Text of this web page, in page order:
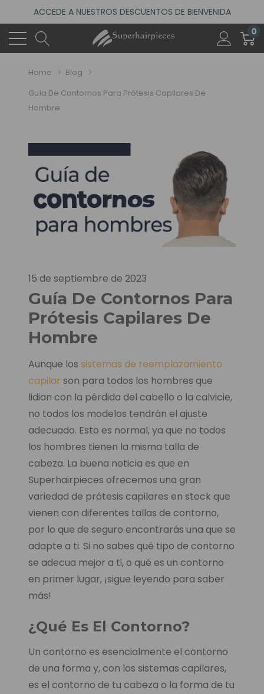
ACCEDE A NUESTROS DESCUENTOS DE BIENVENIDA
4.6
(485 reseñas)
VISITA NUESTRO NUEVO SALÓN EN MADRID
0
Home
Blog
Guía De Contornos Para Prótesis Capilares De
Hombre
15 de septiembre de 2023
Guía De Contornos Para
Prótesis Capilares De
Hombre
Aunque los sistemas de reemplazamiento
capilar son para todos los hombres que
lidian con la pérdida del cabello o la calvicie,
no todos los modelos tendrán el ajuste
adecuado. Esto es normal, ya que no todos
los hombres tienen la misma talla de
cabeza. La buena noticia es que en
Superhairpieces ofrecemos una gran
variedad de prótesis capilares en stock que
vienen con diferentes tallas de contorno,
por lo que de seguro encontrarás una que se
adapte a ti. Si no sabes qué tipo de contorno
se adecua mejor a ti, o qué es un contorno
en primer lugar, ¡sigue leyendo para saber
más!
¿Qué Es El Contorno?
Un contorno es esencialmente el contorno
de una forma y, con los sistemas capilares,
es el contorno de tu cabeza o la forma de tu